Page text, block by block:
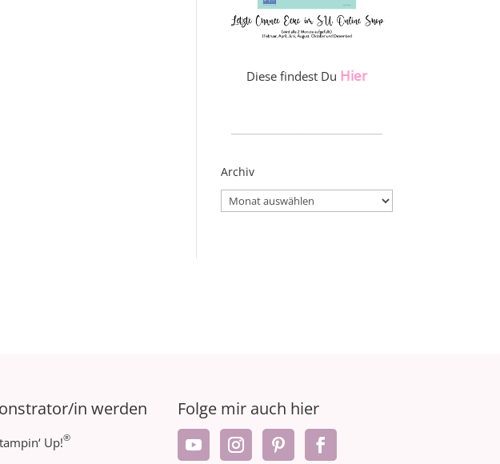
Diese findest Du Hier
Archiv
Archiv
in werden
Up!®
Folge mir auch hier